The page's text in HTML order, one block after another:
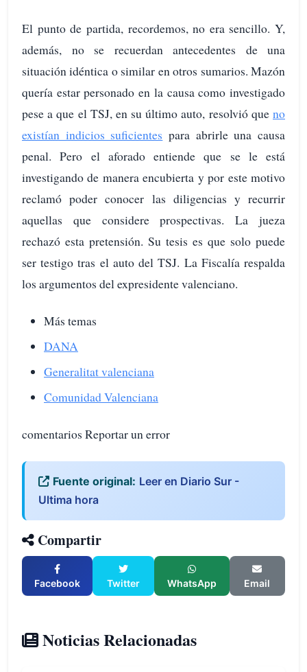
El punto de partida, recordemos, no era sencillo. Y,
además, no se recuerdan antecedentes de una
situación idéntica o similar en otros sumarios. Mazón
quería estar personado en la causa como investigado
pese a que el TSJ, en su último auto, resolvió que no
existían indicios suficientes para abrirle una causa
penal. Pero el aforado entiende que se le está
investigando de manera encubierta y por este motivo
reclamó poder conocer las diligencias y recurrir
aquellas que considere prospectivas. La jueza
rechazó esta pretensión. Su tesis es que solo puede
ser testigo tras el auto del TSJ. La Fiscalía respalda
los argumentos del expresidente valenciano.
Más temas
DANA
Generalitat valenciana
Comunidad Valenciana
comentarios Reportar un error
Fuente original: Leer en Diario Sur -
Ultima hora
Compartir
Facebook Twitter WhatsApp Email
Noticias Relacionadas